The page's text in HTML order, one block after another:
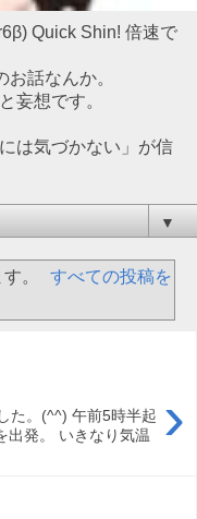
Quick Shin! 倍速で
話なんか。
妄想です。
は気づかない」が信
▼
。
すべての投稿を
›
た。(^^) 午前5時半起
出発。 いきなり気温